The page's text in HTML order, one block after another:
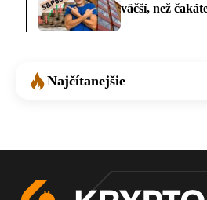
väčší, než
Najčítanejšie